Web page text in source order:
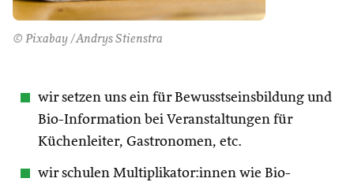
© Pixabay /Andrys Stienstra
wir setzen uns ein für Bewusstseinsbildung und
Bio-Information bei Veranstaltungen für
Küchenleiter, Gastronomen, etc.
wir schulen Multiplikator:innen wie Bio-